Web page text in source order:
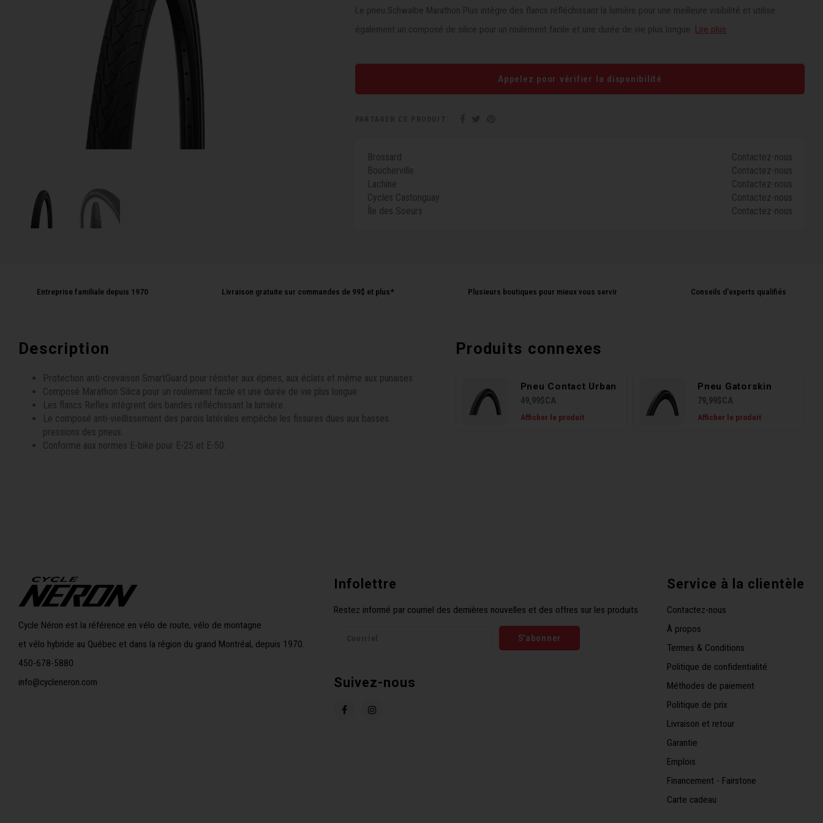
Le pneu Schwalbe Marathon Plus intègre des flancs réfléchissant la lumière pour une meilleure visibilité et utilise
également un composé de silice pour un roulement facile et une durée de vie plus longue. Lire plus
Appelez pour vérifier la disponibilité
Brossard
Contactez-nous
Boucherville
Contactez-nous
Lachine
Contactez-nous
Cycles Castonguay
Contactez-nous
Île des Soeurs
Contactez-nous
Entreprise familiale depuis 1970 Livraison gratuite sur commandes de 99$ et plus* Plusieurs boutiques pour mieux vous servir Conseils d'experts qualifiés
Description
Protection anti-crevaison SmartGuard pour résister aux épines, aux éclats et même aux punaises
Composé Marathon Silica pour un roulement facile et une durée de vie plus longue
Les flancs Reflex intègrent des bandes réfléchissant la lumière.
Le composé anti-vieillissement des parois latérales empêche les fissures dues aux basses
pressions des pneus.
Conforme aux normes E-bike pour E-25 et E-50.
Produits connexes
Pneu Contact Urban
49,99$CA
Afficher le produit
Pneu Gatorskin
79,99$CA
Afficher le produit
Cycle Néron est la référence en vélo de route, vélo de montagne
et vélo hybride au Québec et dans la région du grand Montréal, depuis 1970.
450-678-5880
info@cycleneron.com
Infolettre
Restez informé par courriel des dernières nouvelles et des offres sur les produits
S'abonner
Suivez-nous
Service à la clientèle
Contactez-nous
À propos
Termes & Conditions
Politique de confidentialité
Méthodes de paiement
Politique de prix
Livraison et retour
Garantie
Emplois
Financement - Fairstone
Carte cadeau